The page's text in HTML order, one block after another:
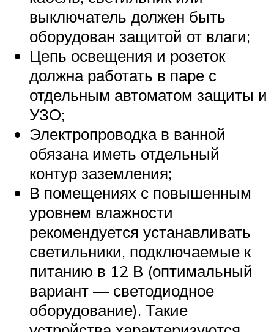
выключатель должен быть
оборудован защитой от влаги;
Цепь освещения и розеток
должна работать в паре с
отдельным автоматом защиты и
УЗО;
Электропроводка в ванной
обязана иметь отдельный
контур заземления;
В помещениях с повышенным
уровнем влажности
рекомендуется устанавливать
светильники, подключаемые к
питанию в 12 В (оптимальный
вариант — светодиодное
оборудование). Такие